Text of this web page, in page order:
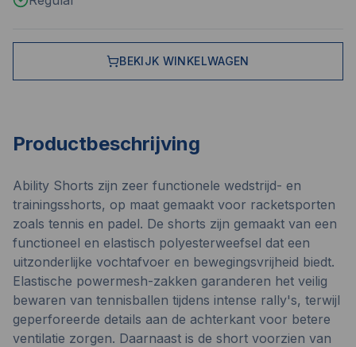
BEKIJK WINKELWAGEN
Productbeschrijving
Ability Shorts zijn zeer functionele wedstrijd- en
trainingsshorts, op maat gemaakt voor racketsporten
zoals tennis en padel. De shorts zijn gemaakt van een
functioneel en elastisch polyesterweefsel dat een
uitzonderlijke vochtafvoer en bewegingsvrijheid biedt.
Elastische powermesh-zakken garanderen het veilig
bewaren van tennisballen tijdens intense rally's, terwijl
geperforeerde details aan de achterkant voor betere
ventilatie zorgen. Daarnaast is de short voorzien van